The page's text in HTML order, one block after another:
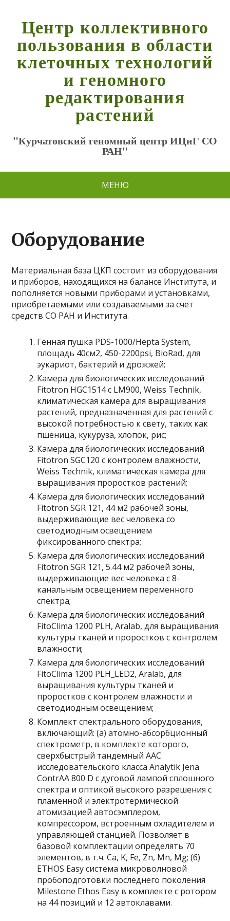
Центр коллективного
пользования в области
клеточных технологий
и геномного
редактирования
растений
"Курчатовский геномный центр ИЦиГ СО
РАН"
МЕНЮ
Оборудование
Материальная база ЦКП состоит из оборудования
и приборов, находящихся на балансе Института, и
пополняется новыми приборами и установками,
приобретаемыми или создаваемыми за счет
средств СО РАН и Института.
Генная пушка PDS-1000/Hepta System,
площадь 40см2, 450-2200psi, BioRad, для
эукариот, бактерий и дрожжей;
Камера для биологических исследований
Fitotron HGC1514 с LM900, Weiss Technik,
климатическая камера для выращивания
растений, предназначенная для растений с
высокой потребностью к свету, таких как
пшеница, кукуруза, хлопок, рис;
Камера для биологических исследований
Fitotron SGC120 с контролем влажности,
Weiss Technik, климатическая камера для
выращивания проростков растений;
Камера для биологических исследований
Fitotron SGR 121, 44 м2 рабочей зоны,
выдерживающие вес человека со
светодиодным освещением
фиксированного спектра;
Камера для биологических исследований
Fitotron SGR 121, 5.44 м2 рабочей зоны,
выдерживающие вес человека c 8-
канальным освещением переменного
спектра;
Камера для биологических исследований
FitoClima 1200 PLH, Aralab, для выращивания
культуры тканей и проростков с контролем
влажности;
Камера для биологических исследований
FitoClima 1200 PLH_LED2, Aralab, для
выращивания культуры тканей и
проростков с контролем влажности и
светодиодным освещением;
Комплект спектрального оборудования,
включающий: (а) атомно-абсорбционный
спектрометр, в комплекте которого,
сверхбыстрый тандемный ААС
исследовательского класса Analytik Jena
ContrAA 800 D с дуговой лампой сплошного
спектра и оптикой высокого разрешения с
пламенной и электротермической
атомизацией автосэмплером,
компрессором, встроенным охладителем и
управляющей станцией. Позволяет в
базовой комплектации определять 70
элементов, в т.ч. Ca, K, Fe, Zn, Mn, Mg; (б)
ETHOS Easy система микроволновой
пробоподготовки последнего поколения
Milestone Ethos Easy в комплекте с ротором
на 44 позиций и 12 автоклавами.